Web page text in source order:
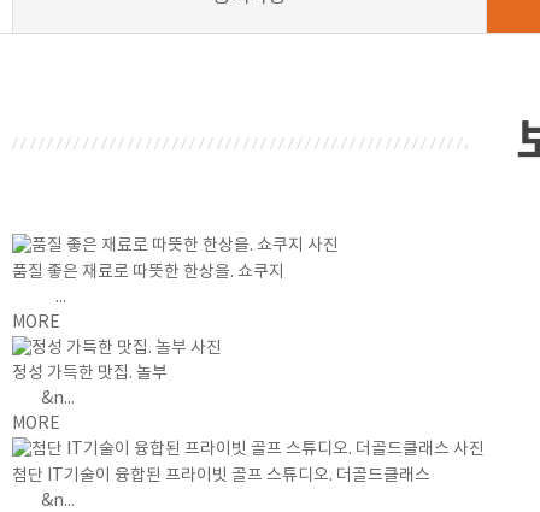
품질 좋은 재료로 따뜻한 한상을. 쇼쿠지
...
MORE
정성 가득한 맛집. 놀부
&n...
MORE
첨단 IT기술이 융합된 프라이빗 골프 스튜디오. 더골드클래스
&n...